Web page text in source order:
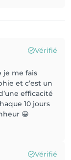
Vérifié
je me fais
et c’est un
efficacité
10 jours
😀
Vérifié